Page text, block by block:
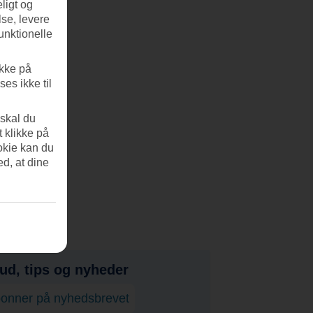
tips og nyheder
på nyhedsbrevet
og
levere
på
ikke til
du
klikke på
kan du
at dine